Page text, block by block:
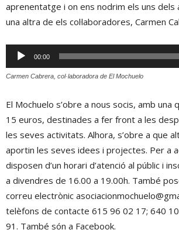
aprenentatge i on ens nodrim els uns dels
una altra de els col·laboradores, Carmen
Reproductor
d'àudio
00:00
Carmen Cabrera, col·laboradora de El Mochuelo
El Mochuelo s’obre a nous socis, amb una
15 euros, destinades a fer front a les
les seves activitats. Alhora, s’obre a que
aportin les seves idees i projectes. Per a
disposen d’un horari d’atenció al públic i
a divendres de 16.00 a 19.00h. També
correu electrònic
telèfons de contacte 615 96 02 17; 640
91. També són a Facebook.